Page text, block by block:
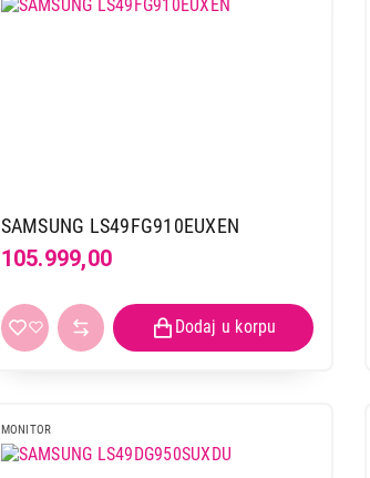
SAMSUNG LS49FG910EUXEN
105.999,00
MONITOR